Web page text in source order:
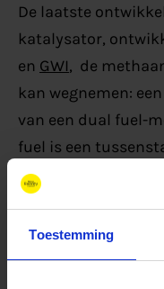
Toestemming
De laatste
katalysator,
en GWI, de
kan wegnemen:
van een dual fuel-
fuel is een
infrastructuur te
infrastructuur tot
fuel-toepassing
kan toegepast